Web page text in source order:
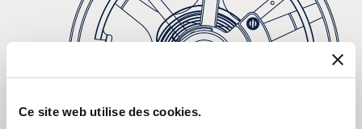
Ce site web utilise des cookies.